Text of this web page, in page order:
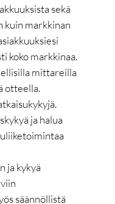
sekä
kuin markkinan
koko markkinaa.
mittareilla
otteella.
ja halua
ja kykyä
säännöllistä